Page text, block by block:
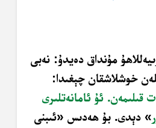
مۇنداق دەيدۇ: نەبى
خوشلاشقان چېغىدا:
قىلىمەن. ئۇ ئامانەتلىرى
» دېدى. بۇ ھەدىس «ئىبنى